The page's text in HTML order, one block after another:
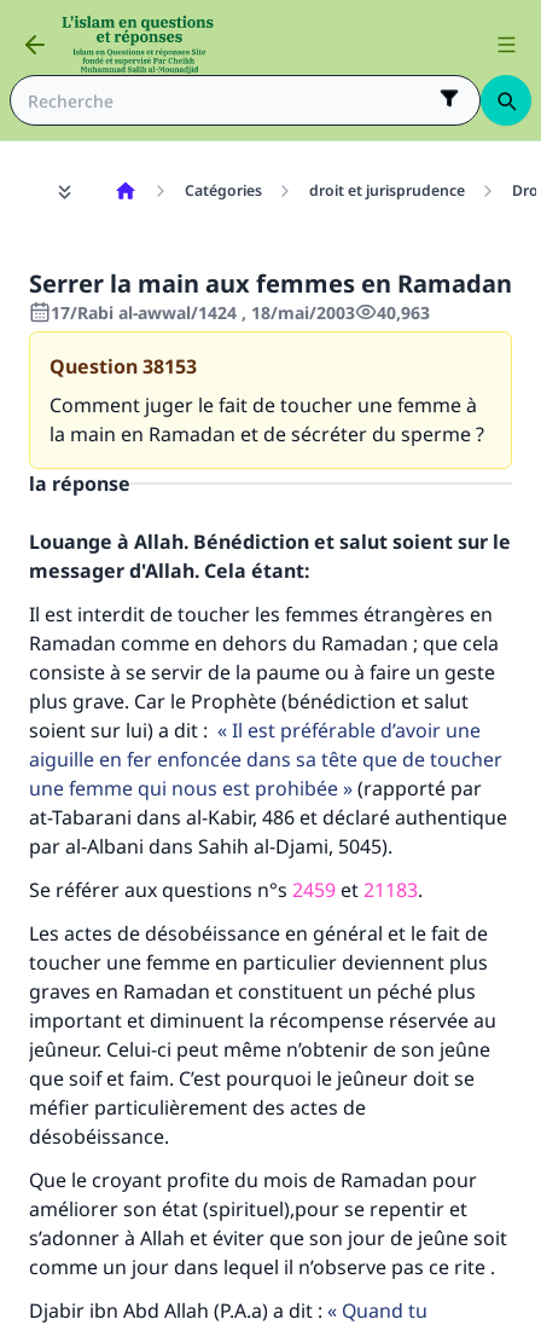
Catégories droit et jurisprudence
Serrer la main aux femmes en Ramadan
17/Rabi al-awwal/1424 , 18/mai/2003 40,963
Question38153
Comment juger le fait de toucher une femme à
la main en Ramadan et de sécréter du sperme ?
la réponse
Louange à Allah. Bénédiction et salut soient sur le
messager d'Allah. Cela étant:
Il est interdit de toucher les femmes étrangères en
Ramadan comme en dehors du Ramadan ; que cela
consiste à se servir de la paume ou à faire un geste
plus grave. Car le Prophète (bénédiction et salut
soient sur lui) a dit :
Il est préférable d’avoir une
aiguille en fer enfoncée dans sa tête que de toucher
une femme qui nous est prohibée
(rapporté par
at-Tabarani dans al-Kabir, 486 et déclaré authentique
par al-Albani dans Sahih al-Djami, 5045).
Se référer aux questions n°s 2459 et21183.
Les actes de désobéissance en général et le fait de
toucher une femme en particulier deviennent plus
graves en Ramadan et constituent un péché plus
important et diminuent la récompense réservée au
jeûneur. Celui-ci peut même n’obtenir de son jeûne
que soif et faim. C’est pourquoi le jeûneur doit se
méfier particulièrement des actes de
désobéissance.
Que le croyant profite du mois de Ramadan pour
améliorer son état (spirituel),pour se repentir et
s’adonner à Allah et éviter que son jour de jeûne soit
comme un jour dans lequel il n’observe pas ce rite .
Djabir ibn Abd Allah (P.A.a) a dit :
Quand tu